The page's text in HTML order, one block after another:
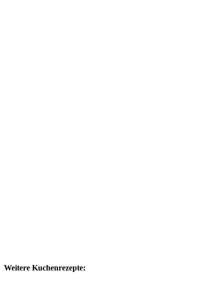
Weitere Kuchenrezepte: